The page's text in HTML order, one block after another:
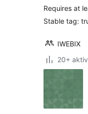
Requires at
Stable tag:
IWEBIX
20+